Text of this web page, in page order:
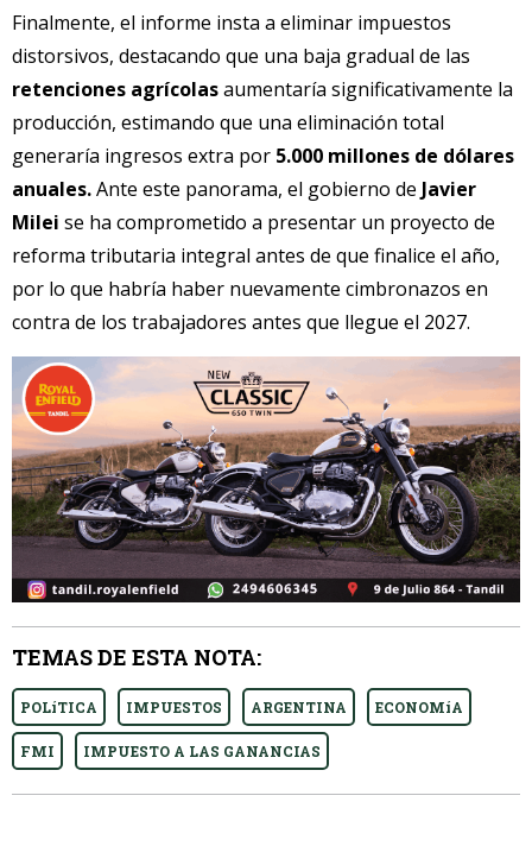
Finalmente, el informe insta a eliminar impuestos
distorsivos, destacando que una baja gradual de las
retenciones agrícolasaumentaría significativamente la
producción, estimando que una eliminación total
generaría ingresos extra por 5.000 millones de dólares
anuales.Ante este panorama, el gobierno de Javier
Milei se ha comprometido a presentar un proyecto de
reforma tributaria integral antes de que finalice el año,
por lo que habría haber nuevamente cimbronazos en
contra de los trabajadores antes que llegue el 2027.
TEMAS DE ESTA NOTA:
POLíTICA IMPUESTOS ARGENTINA ECONOMíA
FMI IMPUESTO A LAS GANANCIAS